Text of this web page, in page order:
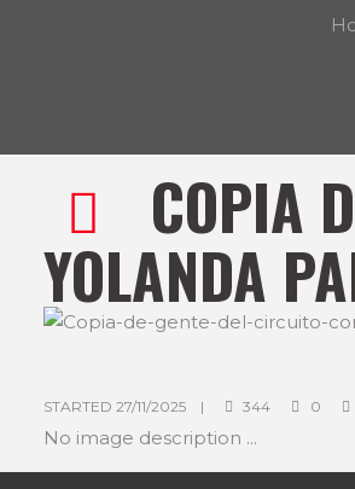
COPIA
YOLANDA
STARTED 27/11/2025 344 0
No image description ...